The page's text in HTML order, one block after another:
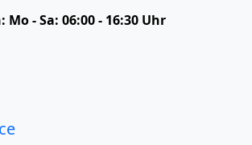
Mo - Sa: 06:00 - 16:30 Uhr